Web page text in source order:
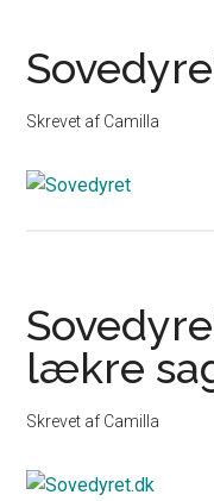
Skrevet af Camilla
lækre
Skrevet af Camilla